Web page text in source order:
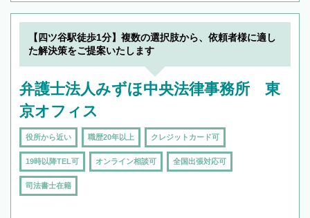
【四ツ谷駅徒歩1分】複数の選択肢から、依頼者様に適し
た解決策をご提案いたします
弁護士法人みずほ中央法律事務所 東
京オフィス
役所から近い 職歴20年以上 クレジットカード可
19時以降TEL可 オンライン相談可 全国出張対応可
司法書士在籍